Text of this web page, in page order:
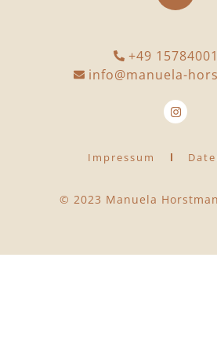
+49
info@manuela-
Impressum
© 2023 Manuela